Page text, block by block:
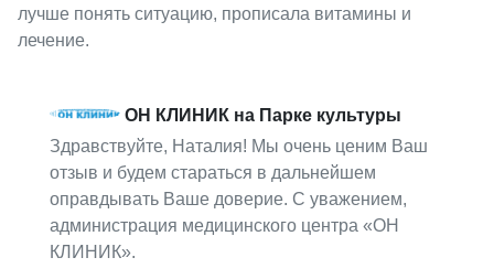
лучше понять ситуацию, прописала витамины и
лечение.
ОН КЛИНИК на Парке культуры
Здравствуйте, Наталия! Мы очень ценим Ваш
отзыв и будем стараться в дальнейшем
оправдывать Ваше доверие. С уважением,
администрация медицинского центра «ОН
КЛИНИК».